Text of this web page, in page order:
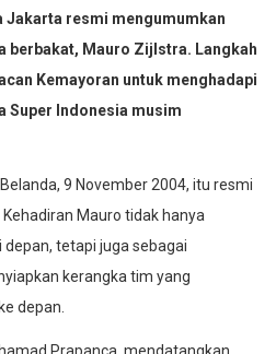
Jakarta resmi mengumumkan
berbakat, Mauro Zijlstra. Langkah
Kemayoran untuk menghadapi
Super Indonesia musim
9 November 2004, itu resmi
Mauro tidak hanya
tetapi juga sebagai
kerangka tim yang
depan.